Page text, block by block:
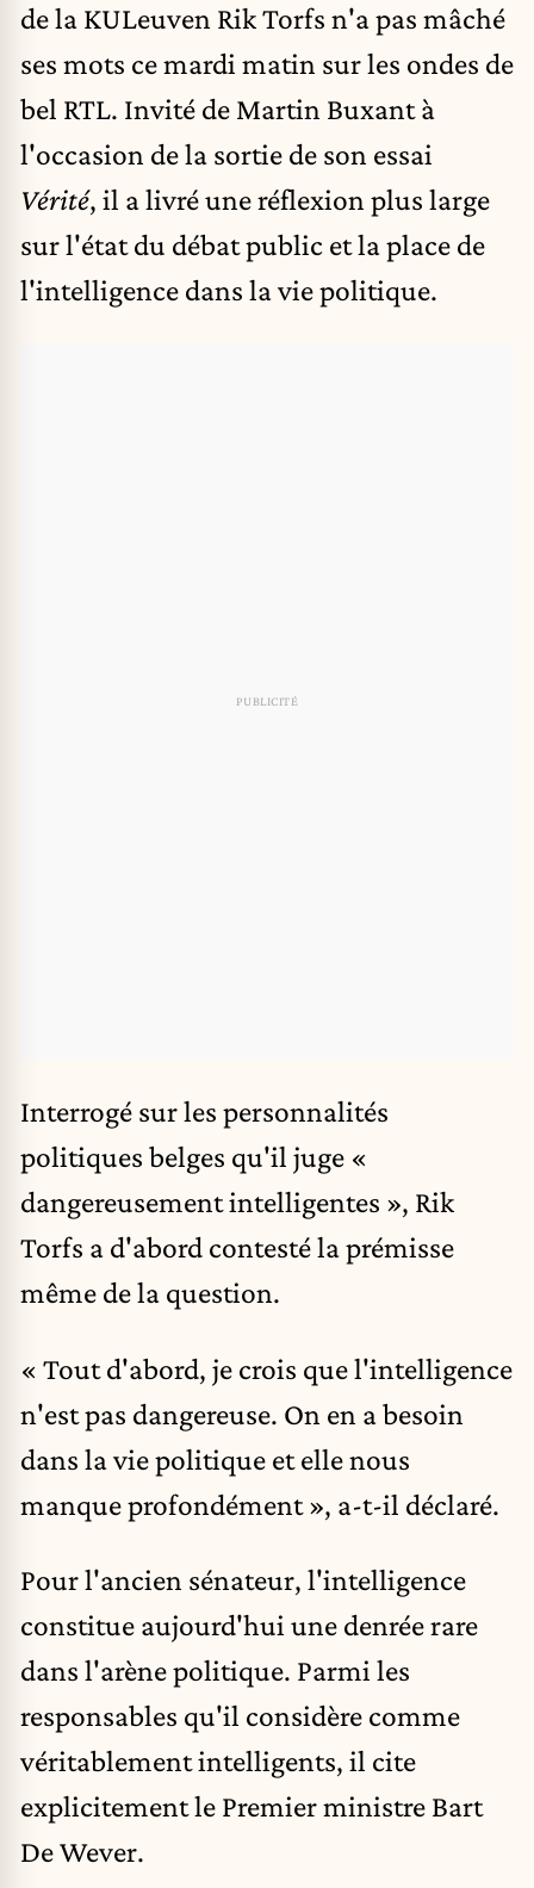
de la KULeuven Rik Torfs n'a pas mâché
ses mots ce mardi matin sur les ondes de
bel RTL. Invité de Martin Buxant à
l'occasion de la sortie de son essai
Vérité, il a livré une réflexion plus large
sur l'état du débat public et la place de
l'intelligence dans la vie politique.
Interrogé sur les personnalités
politiques belges qu'il juge «
dangereusement intelligentes », Rik
Torfs a d'abord contesté la prémisse
même de la question.
« Tout d'abord, je crois que l'intelligence
n'est pas dangereuse. On en a besoin
dans la vie politique et elle nous
manque profondément », a-t-il déclaré.
Pour l'ancien sénateur, l'intelligence
constitue aujourd'hui une denrée rare
dans l'arène politique. Parmi les
responsables qu'il considère comme
véritablement intelligents, il cite
explicitement le Premier ministre Bart
De Wever.